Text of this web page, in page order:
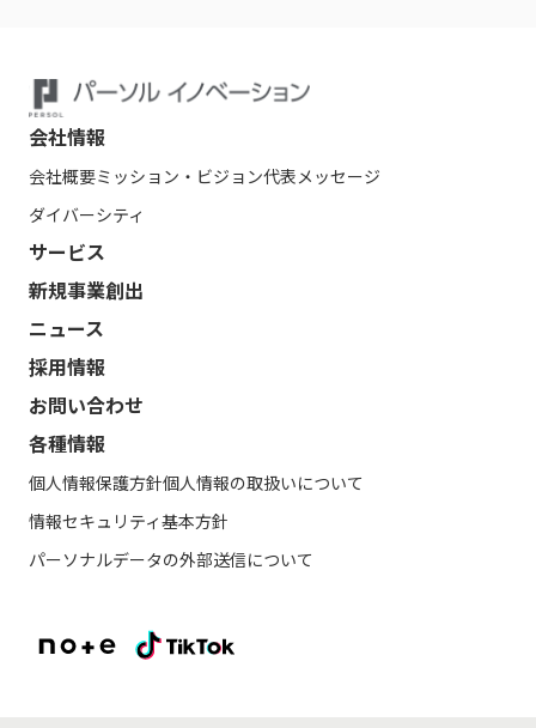
会社情報
会社概要ミッション・ビジョン代表メッセージ
ダイバーシティ
サービス
新規事業創出
ニュース
採用情報
お問い合わせ
各種情報
個人情報保護方針個人情報の取扱いについて
情報セキュリティ基本方針
パーソナルデータの外部送信について